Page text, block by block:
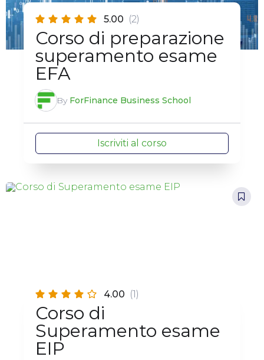
5.00 (2)
Corso di preparazione
superamento esame
EFA
By ForFinance Business School
Iscriviti al corso
4.00 (1)
Corso di
Superamento esame
EIP